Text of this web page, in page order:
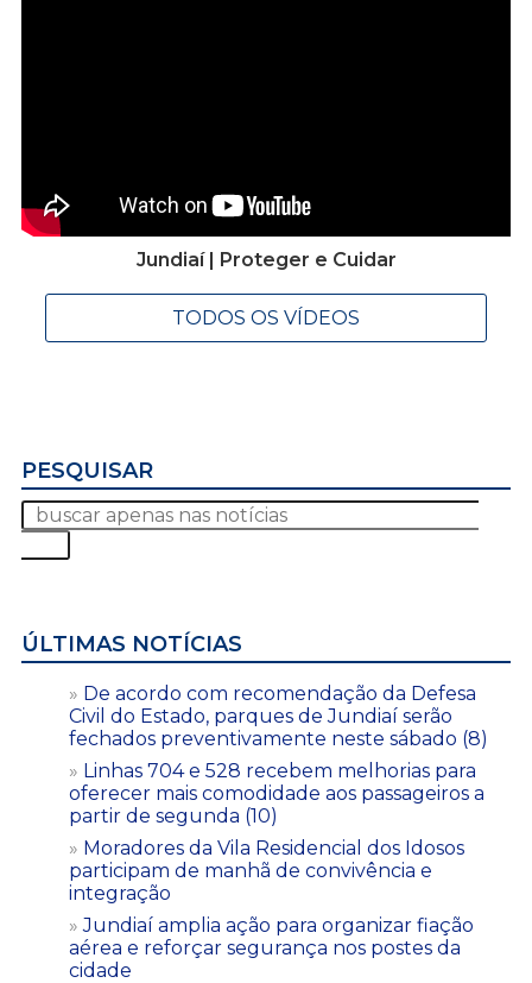
Jundiaí | Proteger e Cuidar
TODOS OS VÍDEOS
PESQUISAR
ÚLTIMAS NOTÍCIAS
De acordo com recomendação da Defesa
Civil do Estado, parques de Jundiaí serão
fechados preventivamente neste sábado (8)
Linhas 704 e 528 recebem melhorias para
oferecer mais comodidade aos passageiros a
partir de segunda (10)
Moradores da Vila Residencial dos Idosos
participam de manhã de convivência e
integração
Jundiaí amplia ação para organizar fiação
aérea e reforçar segurança nos postes da
cidade